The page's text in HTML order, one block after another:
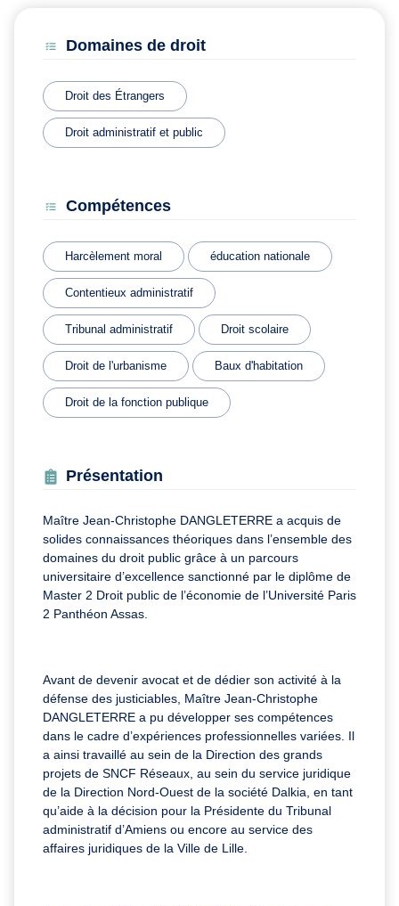
Domaines de droit
Droit des Étrangers
Droit administratif et public
Compétences
Harcèlement moral éducation nationale
Contentieux administratif
Tribunal administratif Droit scolaire
Droit de l'urbanisme Baux d'habitation
Droit de la fonction publique
Présentation
Maître Jean-Christophe DANGLETERRE a acquis de
solides connaissances théoriques dans l’ensemble des
domaines du droit public grâce à un parcours
universitaire d’excellence sanctionné par le diplôme de
Master 2 Droit public de l’économie de l’Université Paris
2 Panthéon Assas.
Avant de devenir avocat et de dédier son activité à la
défense des justiciables, Maître Jean-Christophe
DANGLETERRE a pu développer ses compétences
dans le cadre d’expériences professionnelles variées. Il
a ainsi travaillé au sein de la Direction des grands
projets de SNCF Réseaux, au sein du service juridique
de la Direction Nord-Ouest de la société Dalkia, en tant
qu’aide à la décision pour la Présidente du Tribunal
administratif d’Amiens ou encore au service des
affaires juridiques de la Ville de Lille.